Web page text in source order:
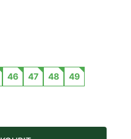
46 47 48 49